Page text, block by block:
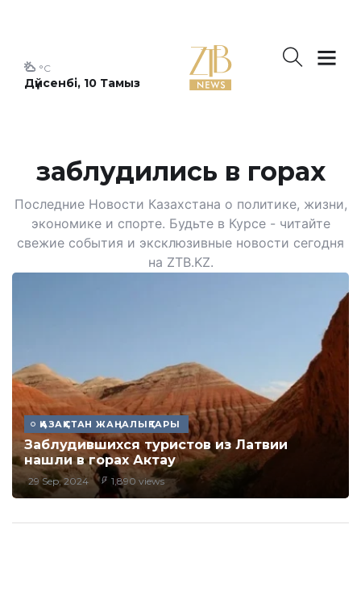
Дүйсенбі, 10 Тамыз
°C
заблудились в горах
Последние Новости Казахстана о политике, жизни,
экономике и спорте. Будьте в Курсе - читайте
свежие события и эксклюзивные новости сегодня
на ZTB.KZ.
ҚАЗАҚСТАН ЖАҢАЛЫҚТАРЫ
Заблудившихся туристов из Латвии
нашли в горах Актау
29 Sep, 2024 1,890 views